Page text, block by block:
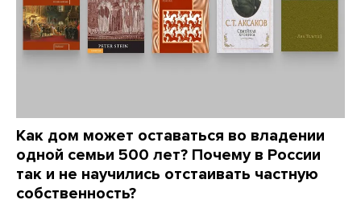
Как дом может оставаться во владении
одной семьи 500 лет? Почему в России
так и не научились отстаивать частную
собственность?